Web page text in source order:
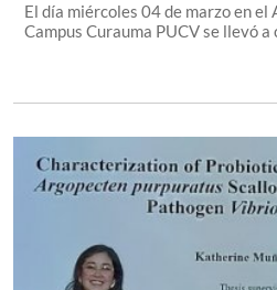
El día miércoles 04 de marzo en
Campus Curauma PUCV se llevó a